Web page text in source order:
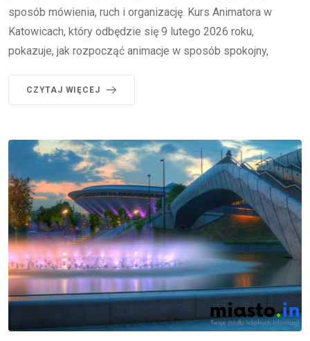
sposób mówienia, ruch i organizację. Kurs Animatora w
Katowicach, który odbędzie się 9 lutego 2026 roku,
pokazuje, jak rozpocząć animacje w sposób spokojny,
CZYTAJ WIĘCEJ